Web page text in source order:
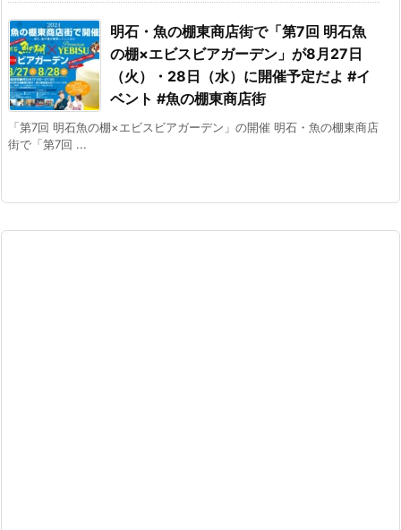
明石・魚の棚東商店街で「第7回 明石魚
の棚×エビスビアガーデン」が8月27日
（火）・28日（水）に開催予定だよ #イ
ベント #魚の棚東商店街
「第7回 明石魚の棚×エビスビアガーデン」の開催 明石・魚の棚東商店
街で「第7回 ...